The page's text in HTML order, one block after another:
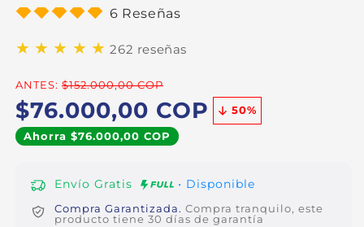
6 Reseñas
★ ★ ★ ★ ★ 262 reseñas
ANTES: $152.000,00 COP
$76.000,00 COP 50%
Ahorra $76.000,00 COP
Envío Gratis • Disponible
Compra Garantizada. Compra tranquilo, este
producto tiene 30 días de garantía